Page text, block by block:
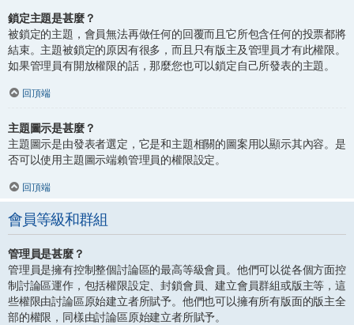
鎖定主題是甚麼？
被鎖定的主題，會員無法再做任何的回覆而且它所包含任何的投票都將
結束。主題被鎖定的原因有很多，而且只有版主及管理員才有此權限。
如果管理員有開放權限的話，那麼您也可以鎖定自己所發表的主題。
回頂端
主題圖示是甚麼？
主題圖示是由發表者選定，它是和主題相關的圖案用以顯示其內容。是
否可以使用主題圖示端賴管理員的權限設定。
回頂端
會員等級和群組
管理員是甚麼？
管理員是擁有控制整個討論區的最高等級會員。他們可以從各個方面控
制討論區運作，包括權限設定、封鎖會員、建立會員群組或版主等，這
些權限由討論區原始建立者所賦予。他們也可以擁有所有版面的版主全
部的權限，同樣由討論區原始建立者所賦予。